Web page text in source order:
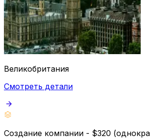
Великобритания
Смотреть детали
Создание компании - $320